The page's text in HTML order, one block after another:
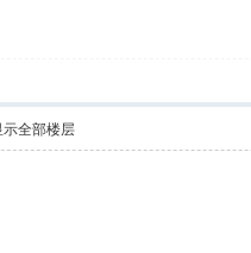
示全部楼层